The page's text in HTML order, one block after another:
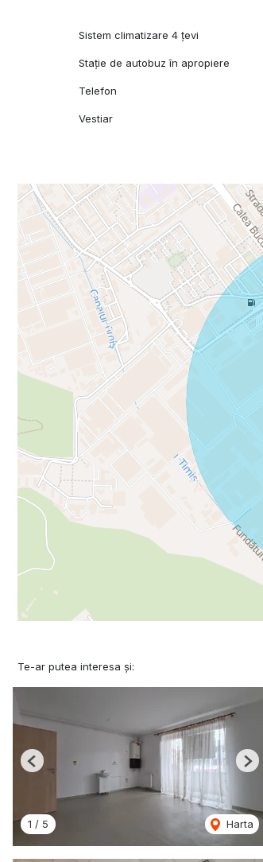
Sistem climatizare 4 țevi
Stație de autobuz în apropiere
Telefon
Vestiar
Te-ar putea interesa și:
1 / 5 Harta
Previous Next